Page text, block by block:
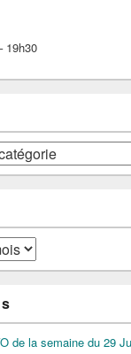
19h30
de la semaine du 29